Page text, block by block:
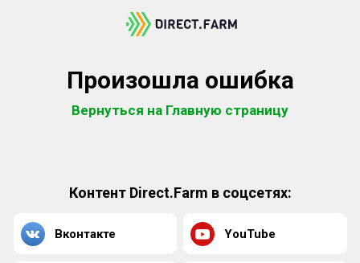
Произошла ошибка
Вернуться на Главную страницу
Контент Direct.Farm в соцсетях:
Вконтакте YouTube